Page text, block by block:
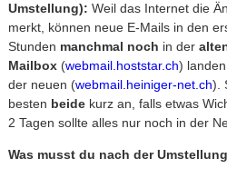
Umstellung): Weil das Internet die
merkt, können neue E-Mails in den
Stunden manchmal noch in der
Mailbox(webmail.hoststar.ch)
der neuen (webmail.heiniger-net.ch).
besten beidekurz an, falls etwas
2 Tagen sollte alles nur noch in der
Was musst du nach der